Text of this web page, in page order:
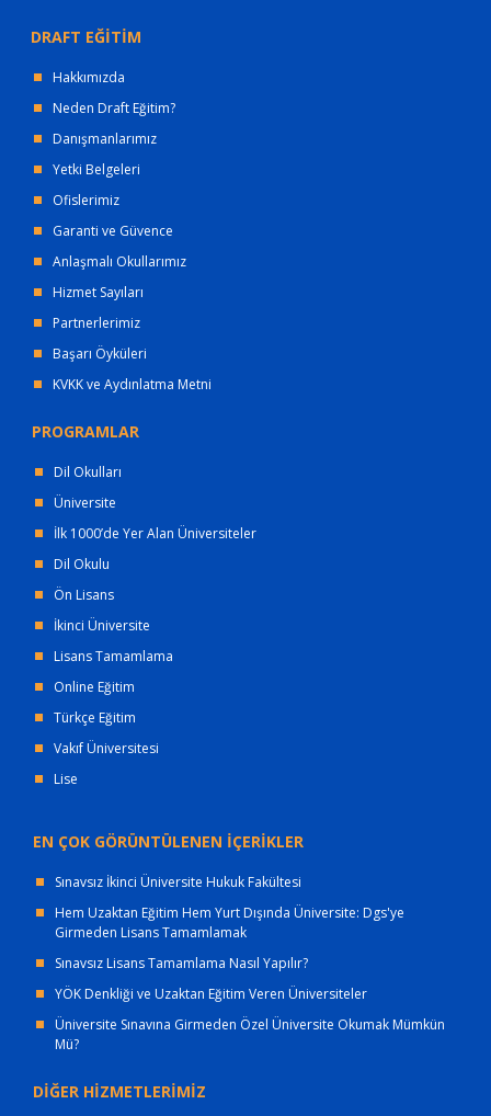
DRAFT EĞİTİM
Hakkımızda
Neden Draft Eğitim?
Danışmanlarımız
Yetki Belgeleri
Ofislerimiz
Garanti ve Güvence
Anlaşmalı Okullarımız
Hizmet Sayıları
Partnerlerimiz
Başarı Öyküleri
KVKK ve Aydınlatma Metni
PROGRAMLAR
Dil Okulları
Üniversite
İlk 1000’de Yer Alan Üniversiteler
Dil Okulu
Ön Lisans
İkinci Üniversite
Lisans Tamamlama
Online Eğitim
Türkçe Eğitim
Vakıf Üniversitesi
Lise
EN ÇOK GÖRÜNTÜLENEN İÇERİKLER
Sınavsız İkinci Üniversite Hukuk Fakültesi
Hem Uzaktan Eğitim Hem Yurt Dışında Üniversite: Dgs'ye
Girmeden Lisans Tamamlamak
Sınavsız Lisans Tamamlama Nasıl Yapılır?
YÖK Denkliği ve Uzaktan Eğitim Veren Üniversiteler
Üniversite Sınavına Girmeden Özel Üniversite Okumak Mümkün
Mü?
DİĞER HİZMETLERİMİZ